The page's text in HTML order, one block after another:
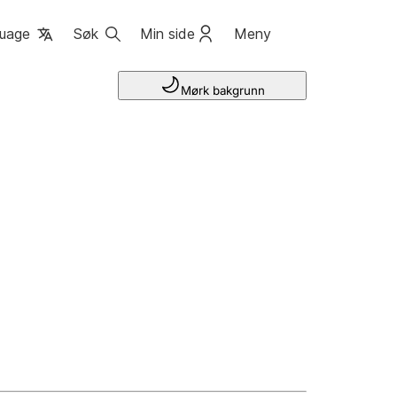
Søk Min side Meny
Mørk bakgrunn